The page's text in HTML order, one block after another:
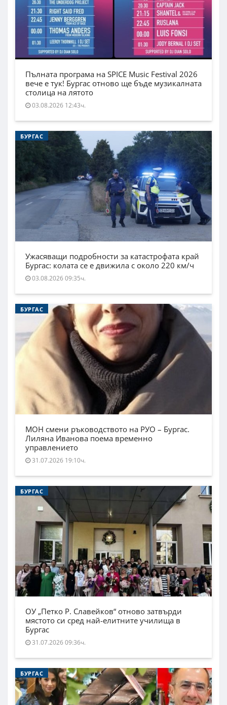
Пълната програма на SPICE Music Festival 2026
вече е тук! Бургас отново ще бъде музикалната
столица на лятото
03.08.2026 12:43ч.
БУРГАС
Ужасяващи подробности за катастрофата край
Бургас: колата се е движила с около 220 км/ч
03.08.2026 09:35ч.
БУРГАС
МОН смени ръководството на РУО – Бургас.
Лиляна Иванова поема временно
управлението
31.07.2026 19:10ч.
БУРГАС
ОУ „Петко Р. Славейков“ отново затвърди
мястото си сред най-елитните училища в
Бургас
31.07.2026 09:36ч.
БУРГАС